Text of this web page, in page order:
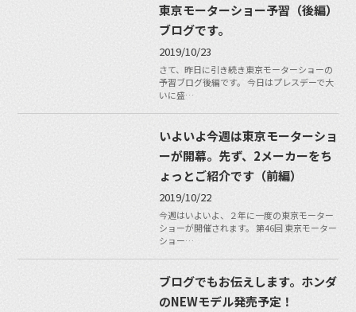
東京モーターショー予習（後編）
ブログです。
2019/10/23
さて、昨日に引き続き東京モーターショーの
予習ブログ後編です。 今日はプレスデーで大
いに盛…
いよいよ今週は東京モーターショ
ーが開幕。先ず、2メーカーをち
ょっとご紹介です（前編）
2019/10/22
今週はいよいよ、２年に一度の東京モーター
ショーが開催されます。 第46回 東京モーター
ショー…
ブログでもお伝えします。ホンダ
のNEWモデル発売予定！